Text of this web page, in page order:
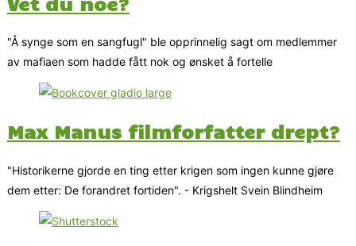
"Å synge som en sangfugl" ble opprinnelig sagt om medlemmer
av mafiaen som hadde fått nok og ønsket å fortelle
Max Manus filmforfatter drept?
"Historikerne gjorde en ting etter krigen som ingen kunne gjøre
dem etter: De forandret fortiden". - Krigshelt Svein Blindheim